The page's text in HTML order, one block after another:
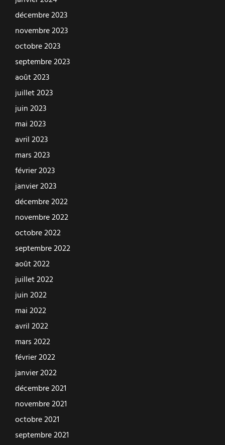
décembre 2023
novembre 2023
octobre 2023
septembre 2023
août 2023
juillet 2023
juin 2023
mai 2023
avril 2023
mars 2023
février 2023
janvier 2023
décembre 2022
novembre 2022
octobre 2022
septembre 2022
août 2022
juillet 2022
juin 2022
mai 2022
avril 2022
mars 2022
février 2022
janvier 2022
décembre 2021
novembre 2021
octobre 2021
septembre 2021